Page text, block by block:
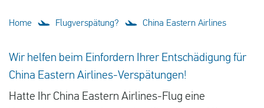
Kontakt
Home Flugverspätung? China Eastern Airlines
Wir helfen beim Einfordern Ihrer Entschädigung für
China Eastern Airlines-Verspätungen!
Hatte Ihr China Eastern Airlines-Flug eine